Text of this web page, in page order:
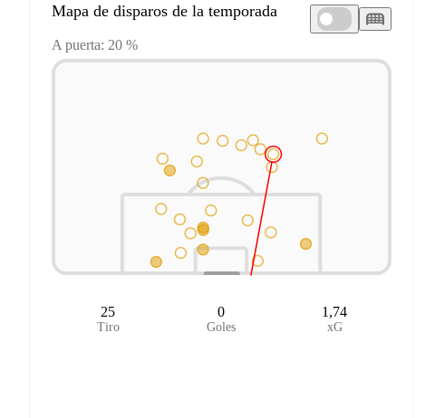
Mapa de disparos de la temporada
A puerta: 20 %
25
Tiro
0
Goles
1,74
xG